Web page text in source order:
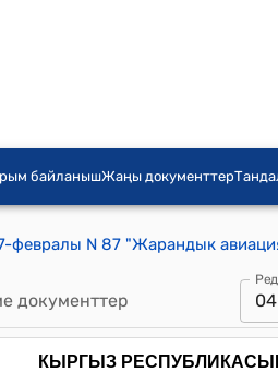
байланышЖаңы документтер
документтер